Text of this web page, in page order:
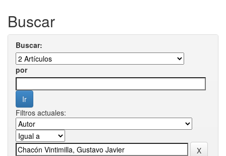
Buscar
Buscar:
por
Filtros actuales: